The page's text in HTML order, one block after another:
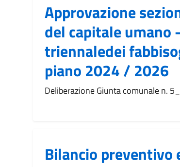
Approvazione
del capitale umano
triennaledei
piano 2024 / 2026
Deliberazione Giunta comunale n.
Bilancio preventivo